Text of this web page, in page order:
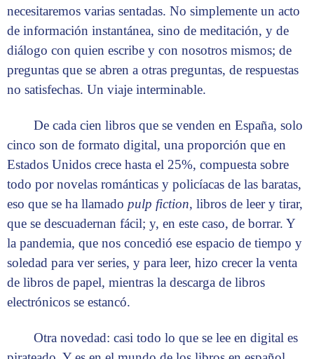
necesitaremos varias sentadas. No simplemente un acto
de información instantánea, sino de meditación, y de
diálogo con quien escribe y con nosotros mismos; de
preguntas que se abren a otras preguntas, de respuestas
no satisfechas. Un viaje interminable.
De cada cien libros que se venden en España, solo
cinco son de formato digital, una proporción que en
Estados Unidos crece hasta el 25%, compuesta sobre
todo por novelas románticas y policíacas de las baratas,
eso que se ha llamado pulp fiction, libros de leer y tirar,
que se descuadernan fácil; y, en este caso, de borrar. Y
la pandemia, que nos concedió ese espacio de tiempo y
soledad para ver series, y para leer, hizo crecer la venta
de libros de papel, mientras la descarga de libros
electrónicos se estancó.
Otra novedad: casi todo lo que se lee en digital es